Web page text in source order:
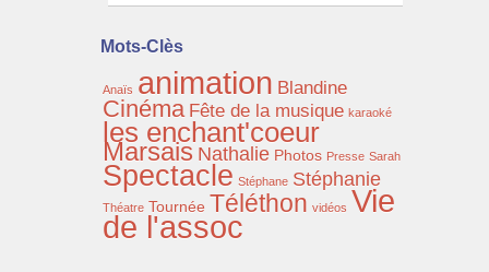
Mots-Clès
Anaïs animation Blandine
Cinéma Fête de la musique karaoké
les enchant'coeur
Marsais Nathalie Photos Presse Sarah
Spectacle Stéphane Stéphanie
Théatre Tournée Téléthon vidéos Vie
de l'assoc